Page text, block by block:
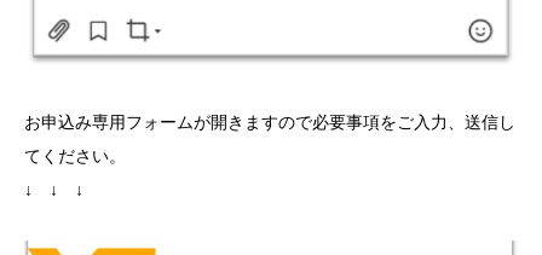
お申込み専用フォームが開きますので必要事項をご入力、送信し
てください。
↓ ↓ ↓